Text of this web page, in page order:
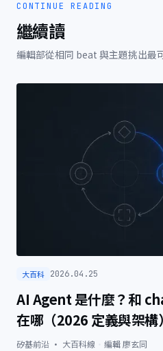
CONTINUE READING
繼續讀
編輯部從相同 beat 與主題挑出最
大百科 2026.04.25
AI Agent 是什麼？和
在哪（2026 定義與架構）
矽基前沿 · 大百科線 編輯廖玄同